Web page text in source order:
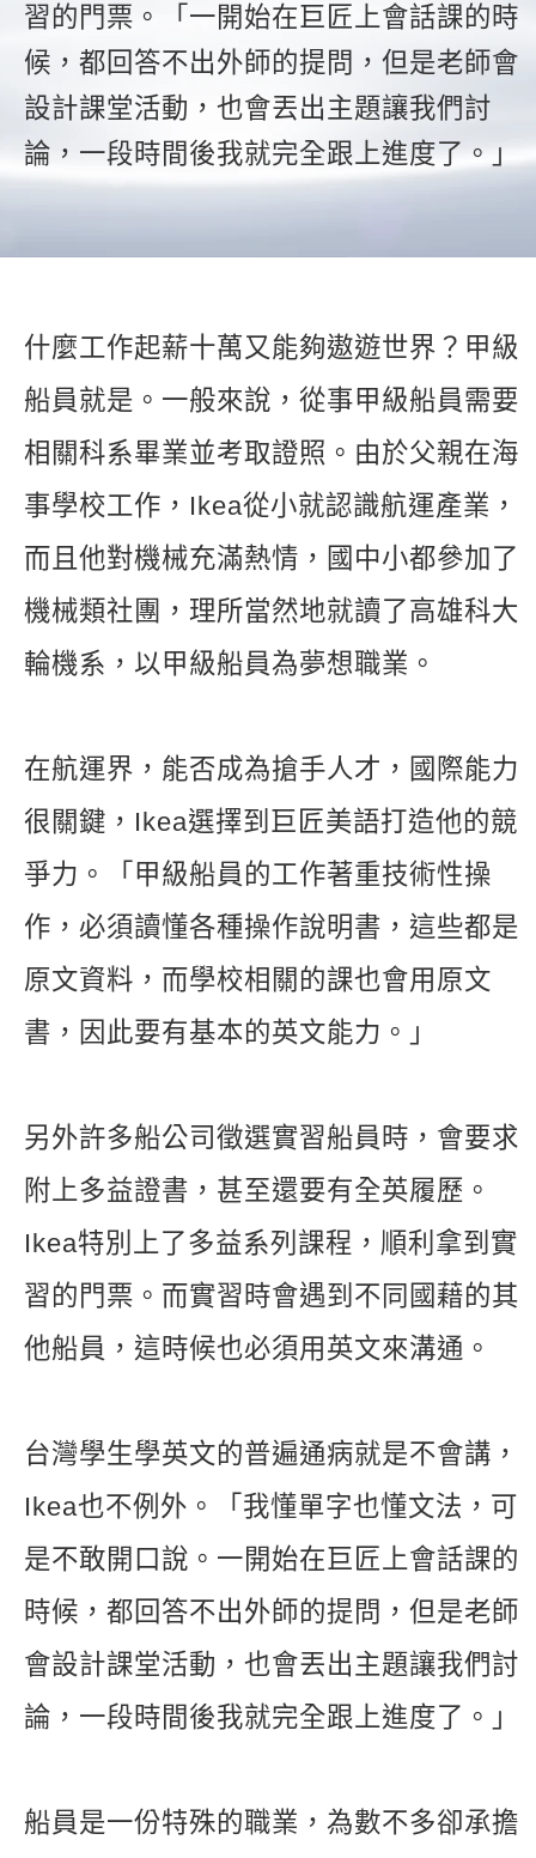
情境閱讀
英文文法技巧
英文寫作
Cengage TED Talks
外語即時通
兒童美語
點讀筆教材
數位學習教材
習的門票。「一開始在巨匠上會話課的時
候，都回答不出外師的提問，但是老師會
設計課堂活動，也會丟出主題讓我們討
論，一段時間後我就完全跟上進度了。」
什麼工作起薪十萬又能夠遨遊世界？甲級
船員就是。一般來說，從事甲級船員需要
相關科系畢業並考取證照。由於父親在海
事學校工作，Ikea從小就認識航運產業，
而且他對機械充滿熱情，國中小都參加了
機械類社團，理所當然地就讀了高雄科大
輪機系，以甲級船員為夢想職業。
在航運界，能否成為搶手人才，國際能力
很關鍵，Ikea選擇到巨匠美語打造他的競
爭力。「甲級船員的工作著重技術性操
作，必須讀懂各種操作說明書，這些都是
原文資料，而學校相關的課也會用原文
書，因此要有基本的英文能力。」
另外許多船公司徵選實習船員時，會要求
附上多益證書，甚至還要有全英履歷。
Ikea特別上了多益系列課程，順利拿到實
習的門票。而實習時會遇到不同國藉的其
他船員，這時候也必須用英文來溝通。
台灣學生學英文的普遍通病就是不會講，
Ikea也不例外。「我懂單字也懂文法，可
是不敢開口說。一開始在巨匠上會話課的
時候，都回答不出外師的提問，但是老師
會設計課堂活動，也會丟出主題讓我們討
論，一段時間後我就完全跟上進度了。」
船員是一份特殊的職業，為數不多卻承擔